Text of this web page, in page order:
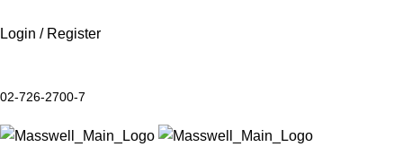
Login / Register
02-726-2700-7